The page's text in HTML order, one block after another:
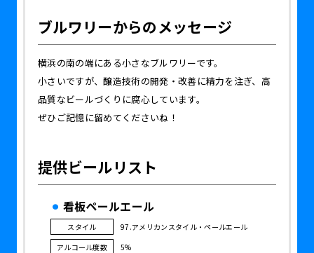
ブルワリーからのメッセージ
横浜の南の端にある小さなブルワリーです。
小さいですが、醸造技術の開発・改善に精力を注ぎ、高
品質なビールづくりに腐心しています。
ぜひご記憶に留めてくださいね！
提供ビールリスト
看板ペールエール
スタイル
97.アメリカンスタイル・ペールエール
アルコール度数
5%